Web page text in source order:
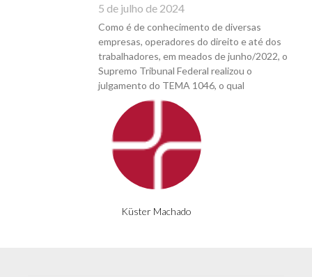
Küster Machado
5 de julho de 2024
Como é de conhecimento de diversas
empresas, operadores do direito e até dos
trabalhadores, em meados de junho/2022, o
Supremo Tribunal Federal realizou o
julgamento do TEMA 1046, o qual